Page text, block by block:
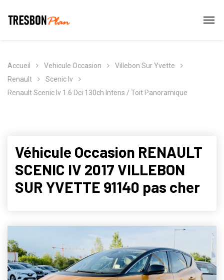
Accueil Vehicule Occasion
Villebon Sur Yvette
Renault
Scenic Iv
Renault Scenic Iv 1.6 Dci 130ch Intens / Toit Panoramique
Véhicule Occasion RENAULT
SCENIC IV 2017 VILLEBON
SUR YVETTE 91140 pas cher